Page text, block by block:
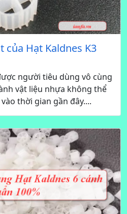
của Hạt Kaldnes K3
người tiêu dùng vô cùng
vật liệu nhựa không thể
thời gian gần đây....